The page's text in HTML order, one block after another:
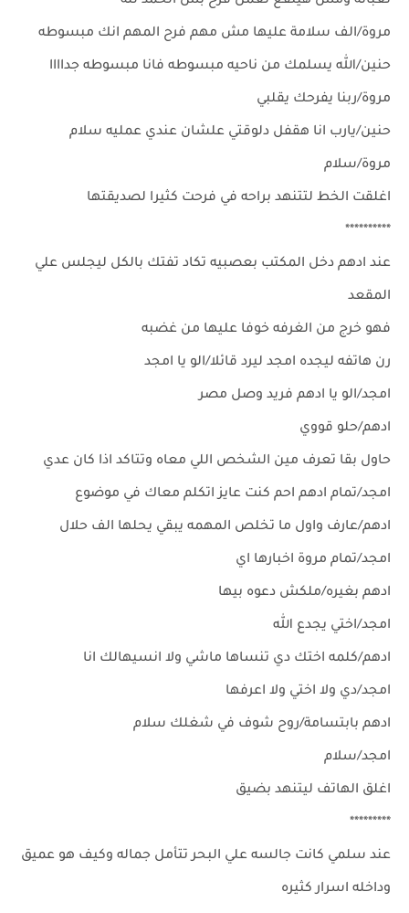
مروة/الف سلامة عليها مش مهم فرح المهم انك مبسوطه
حنين/الله يسلمك من ناحيه مبسوطه فانا مبسوطه جداااا
مروة/ربنا يفرحك يقلبي
حنين/يارب انا هقفل دلوقتي علشان عندي عمليه سلام
مروة/سلام
اغلقت الخط لتتنهد براحه في فرحت كثيرا لصديقتها
**********
عند ادهم دخل المكتب بعصبيه تكاد تفتك بالكل ليجلس علي
المقعد
فهو خرج من الغرفه خوفا عليها من غضبه
رن هاتفه ليجده امجد ليرد قائلا/الو يا امجد
امجد/الو يا ادهم فريد وصل مصر
ادهم/حلو قووي
حاول بقا تعرف مين الشخص اللي معاه وتتاكد اذا كان عدي
امجد/تمام ادهم احم كنت عايز اتكلم معاك في موضوع
ادهم/عارف واول ما تخلص المهمه يبقي يحلها الف حلال
امجد/تمام مروة اخبارها اي
ادهم بغيره/ملكش دعوه بيها
امجد/اختي يجدع الله
ادهم/كلمه اختك دي تنساها ماشي ولا انسيهالك انا
امجد/دي ولا اختي ولا اعرفها
ادهم بابتسامة/روح شوف في شغلك سلام
امجد/سلام
اغلق الهاتف ليتنهد بضيق
*********
عند سلمي كانت جالسه علي البحر تتأمل جماله وكيف هو عميق
وداخله اسرار كثيره